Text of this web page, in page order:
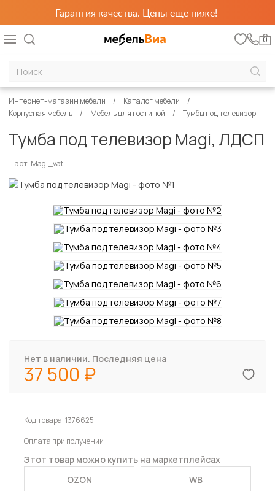
Гарантия качества. Цены еще ниже!
0
Интернет-магазин мебели
Каталог мебели
Корпусная мебель
Мебель для гостиной Тумбы под телевизор
Тумба под телевизор Magi, ЛДСП
арт. Magi_vat
Нет в наличии. Последняя цена
37 500
Код товара:1376625
Оплата при получении
Этот товар можно купить на маркетплейсах
OZON
WB